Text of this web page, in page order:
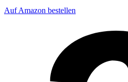
Auf Amazon bestellen